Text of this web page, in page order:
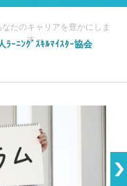
ﾗｰﾆﾝｸﾞｽｷﾙﾏｲｽﾀｰ協会
なたのキャリアを豊かにしま
す～